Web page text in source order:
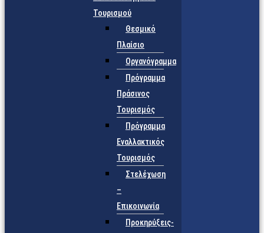
Τουρισμού
Θεσμικό
Πλαίσιο
Οργανόγραμμα
Πρόγραμμα
Πράσινος
Τουρισμός
Πρόγραμμα
Εναλλακτικός
Τουρισμός
Στελέχωση
–
Επικοινωνία
Προκηρύξεις-